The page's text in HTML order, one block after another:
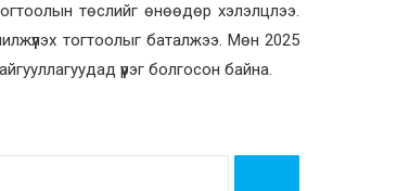
төслийг өнөөдөр хэлэлцлээ.
тогтоолыг баталжээ. Мөн 2025
үүрэг болгосон байна.